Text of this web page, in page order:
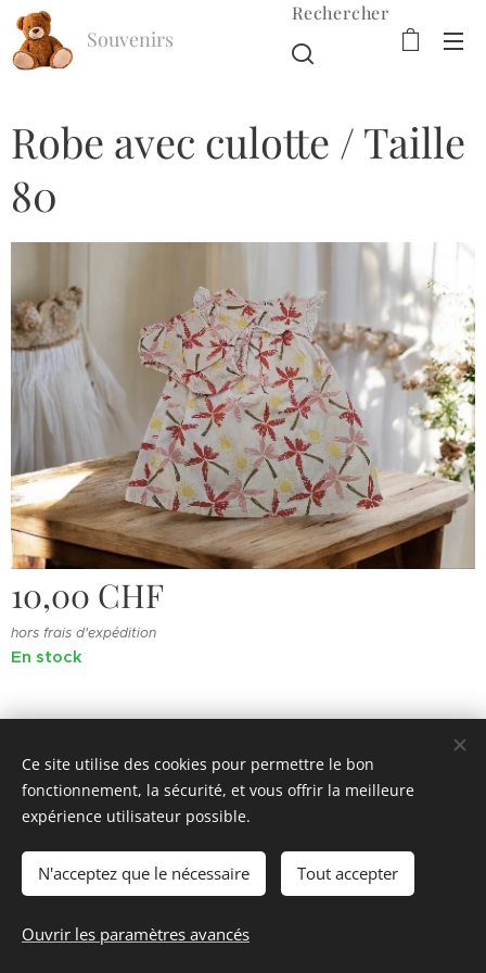
Souvenirs
Rechercher
Robe avec culotte / Taille
80
10,00 CHF
hors frais d'expédition
En stock
Ajouter au panier
Ce site utilise des cookies pour permettre le bon
fonctionnement, la sécurité, et vous offrir la meilleure
expérience utilisateur possible.
N'acceptez que le nécessaire Tout accepter
Ouvrir les paramètres avancés